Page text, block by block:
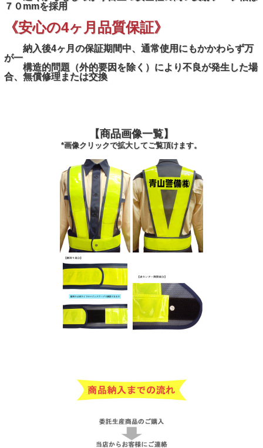
７０mmを採用
《安心の4ヶ月品質保証》
納入後4ヶ月の保証期間中、通常使用にもかかわらず万
が一
構造的問題（外的要因を除く）により不良が発生した場
合、無償修理または交換
【商品画像一覧】
*画像クリックで拡大してご覧頂けます。